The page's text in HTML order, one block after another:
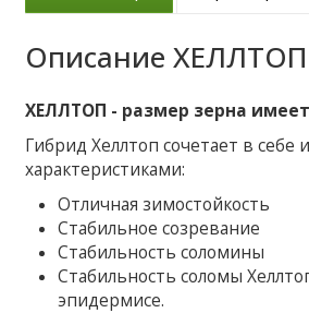
ОписаниеХЕЛЛТОП
ХЕЛЛТОП - размер зерна
Гибрид Хеллтоп сочетает в
характеристиками:
Отличная зимостойкость
Стабильное созревание
Стабильность соломины
Стабильность соломы
эпидермисе.